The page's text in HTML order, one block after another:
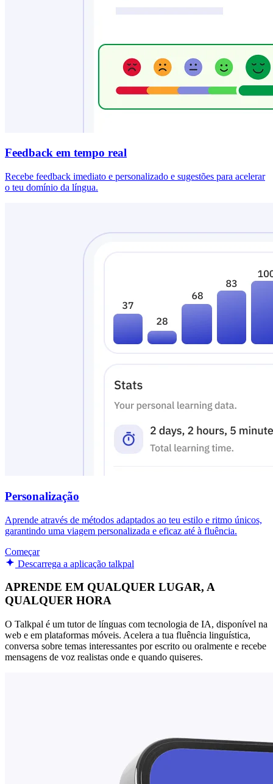
Feedback em tempo real
Recebe feedback imediato e personalizado e sugestões para acelerar
o teu domínio da língua.
Personalização
Aprende através de métodos adaptados ao teu estilo e ritmo únicos,
garantindo uma viagem personalizada e eficaz até à fluência.
Começar
Descarrega a aplicação talkpal
APRENDE EM QUALQUER LUGAR, A
QUALQUER HORA
O Talkpal é um tutor de línguas com tecnologia de IA, disponível na
web e em plataformas móveis. Acelera a tua fluência linguística,
conversa sobre temas interessantes por escrito ou oralmente e recebe
mensagens de voz realistas onde e quando quiseres.